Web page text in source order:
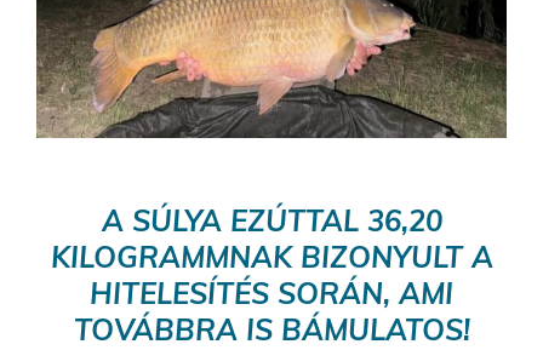
A SÚLYA EZÚTTAL 36,20
KILOGRAMMNAK BIZONYULT A
HITELESÍTÉS SORÁN, AMI
TOVÁBBRA IS BÁMULATOS!